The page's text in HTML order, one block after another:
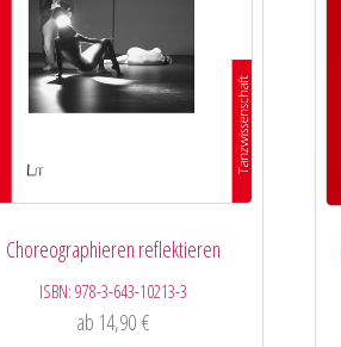
Choreographieren reflektieren
ISBN:978-3-643-10213-3
ab 14,90€